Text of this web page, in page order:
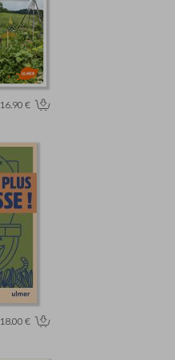
16.90 €
18.00 €